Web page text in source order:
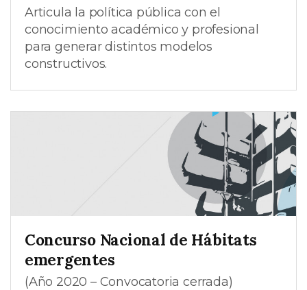
Articula la política pública con el
conocimiento académico y profesional
para generar distintos modelos
constructivos.
Concurso Nacional de Hábitats
emergentes
(Año 2020 – Convocatoria cerrada)